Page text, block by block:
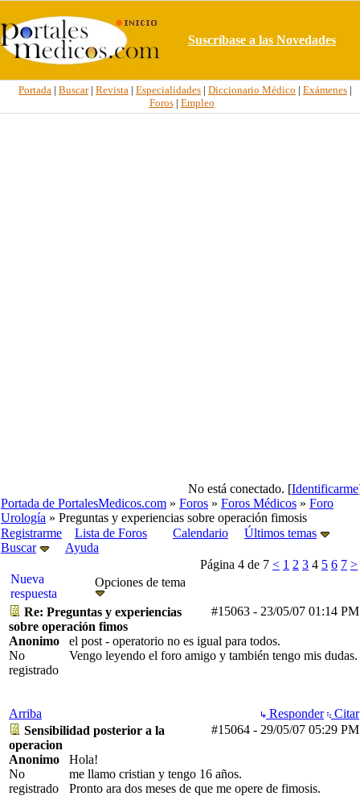
Suscríbase a las Novedades
Portada | Buscar| Revista | Especialidades | Diccionario Médico | Exámenes |
Foros| Empleo
No está conectado. [Identificarme
Portada de PortalesMedicos.com » Foros » Foros Médicos » Foro
Urología » Preguntas y experiencias sobre operación fimosis
Registrarme
Lista de Foros Calendario
Últimos temas
Buscar
Ayuda
Página 4 de 7 < 1 2 3 4 5 6 7 >
Nueva
respuesta
Opciones de tema
#15063 - 23/05/07 01:14 PM
Re: Preguntas y experiencias
sobre operación fimos
Anonimo
No
registrado
el post - operatorio no es igual para todos.
Vengo leyendo el foro amigo y también tengo mis dudas.
Arriba Responder
Citar
#15064 - 29/05/07 05:29 PM
Sensibilidad posterior a la
operacion
Anonimo
No
registrado
Hola!
me llamo cristian y tengo 16 años.
Pronto ara dos meses de que me opere de fimosis.